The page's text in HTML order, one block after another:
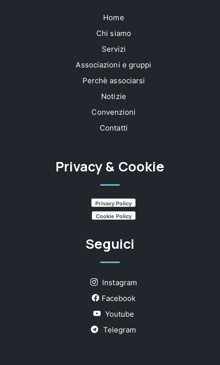
Home
Chi siamo
Servizi
Associazioni e gruppi
Perchè associarsi
Notizie
Convenzioni
Contatti
Privacy & Cookie
Privacy Policy
Cookie Policy
Seguici
Instagram
Facebook
Youtube
Telegram